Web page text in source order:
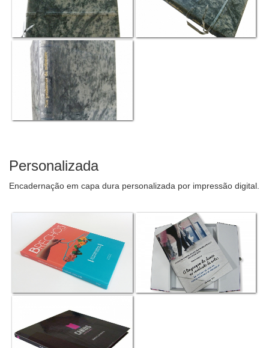
Personalizada
Encadernação em capa dura personalizada por impressão digital.